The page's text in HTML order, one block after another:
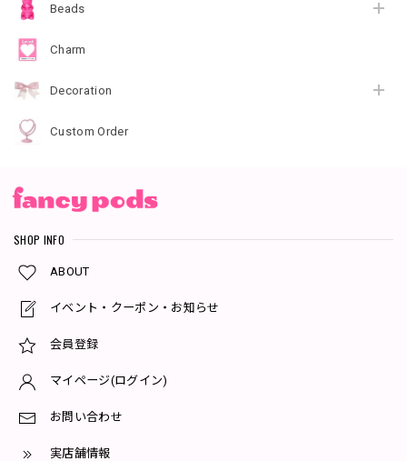
Beads
Charm
Decoration
Custom Order
SHOP INFO
ABOUT
イベント・クーポン・お知らせ
会員登録
マイページ(ログイン)
お問い合わせ
実店舗情報